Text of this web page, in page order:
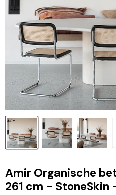
Amir Organische
261 cm - StoneSkin